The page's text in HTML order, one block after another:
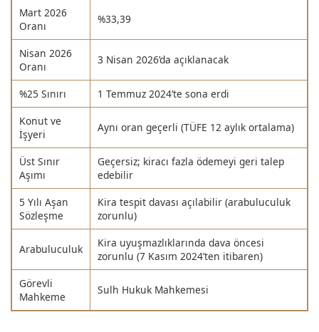
Mart 2026
Oranı
%33,39
Nisan 2026
Oranı
3 Nisan 2026’da açıklanacak
%25 Sınırı
1 Temmuz 2024’te sona erdi
Konut ve
İşyeri
Aynı oran geçerli (TÜFE 12 aylık ortalama)
Üst Sınır
Aşımı
Geçersiz; kiracı fazla ödemeyi geri talep
edebilir
5 Yılı Aşan
Sözleşme
Kira tespit davası açılabilir (arabuluculuk
zorunlu)
Arabuluculuk
Kira uyuşmazlıklarında dava öncesi
zorunlu (7 Kasım 2024’ten itibaren)
Görevli
Mahkeme
Sulh Hukuk Mahkemesi